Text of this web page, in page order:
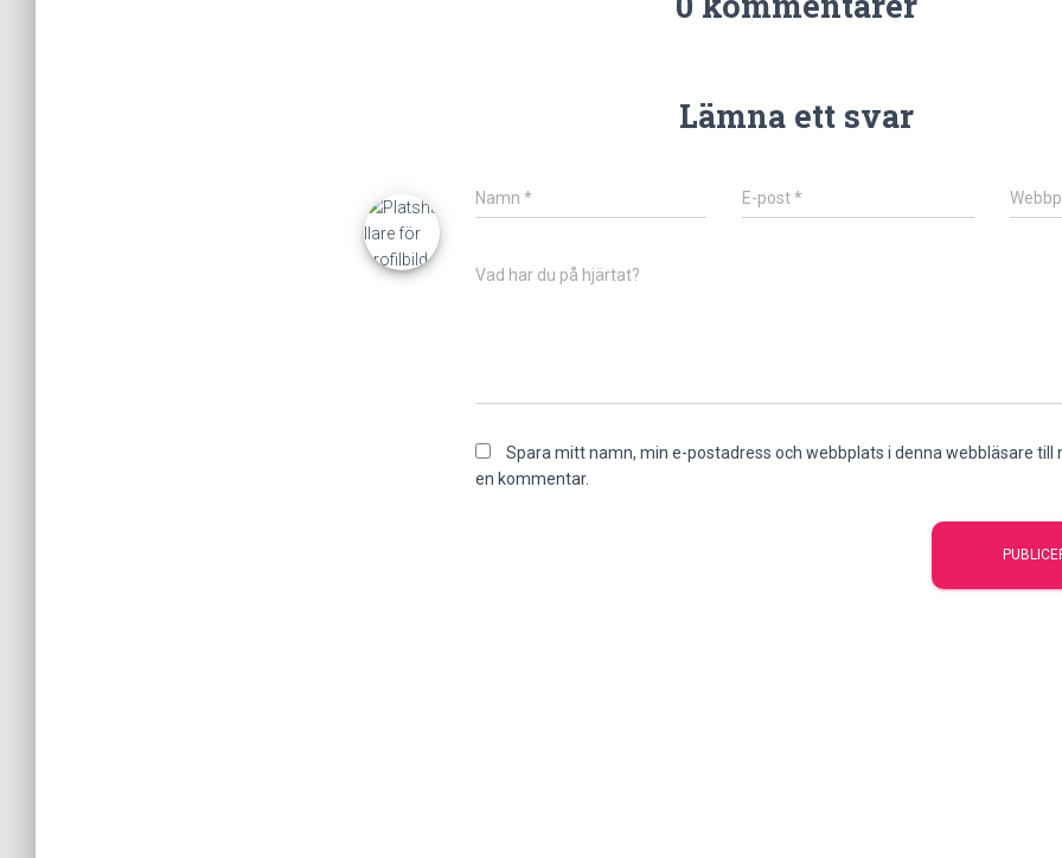
Lämna ett svar
Namn * E-post*
Vad har du på hjärtat?
Spara mitt namn, min e-postadress och webbplats i denna webbläsare till
en kommentar.